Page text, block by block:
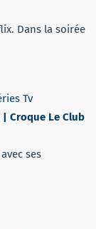
Dans la soirée
Tv
| Croque Le Club
ses